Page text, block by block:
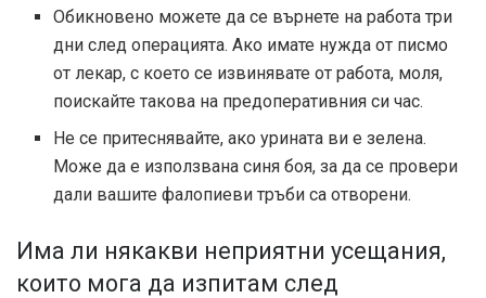
Обикновено можете да се върнете на работа три
дни след операцията. Ако имате нужда от писмо
от лекар, с което се извинявате от работа, моля,
поискайте такова на предоперативния си час.
Не се притеснявайте, ако урината ви е зелена.
Може да е използвана синя боя, за да се провери
дали вашите фалопиеви тръби са отворени.
Има ли някакви неприятни усещания,
които мога да изпитам след